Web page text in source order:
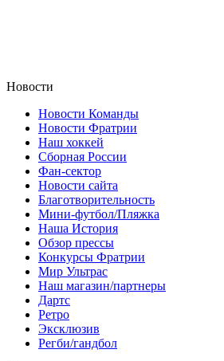
Новости
Новости Команды
Новости Фратрии
Наш хоккей
Сборная России
Фан-cектор
Новости сайта
Благотворительность
Мини-футбол/Пляжка
Наша История
Обзор прессы
Конкурсы Фратрии
Мир Ультрас
Наш магазин/партнеры
Дартс
Ретро
Эксклюзив
Регби/гандбол